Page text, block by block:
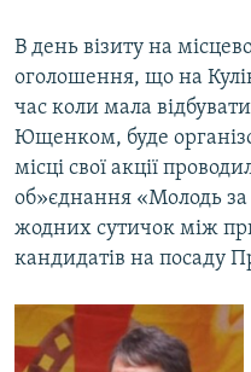
ДОЛУЧАЙСЯ!
Усі сайти RFE/RL
В день візиту на
оголошення, що на
час коли мала
Ющенком, буде
місці свої акції
об»єднання «Молодь
жодних сутичок між
кандидатів на посаду